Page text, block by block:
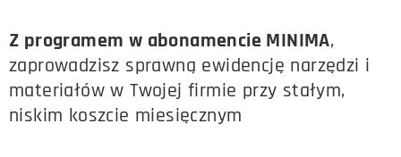
Z programem w abonamencie MINIMA,
zaprowadzisz sprawną ewidencję narzędzi i
materiałów w Twojej firmie przy stałym,
niskim koszcie miesięcznym